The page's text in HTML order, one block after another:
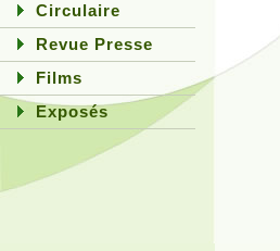
Circulaire
Revue Presse
Films
Exposés